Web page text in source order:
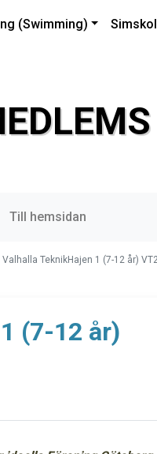
(Swimming)
Till hemsidan
Valhalla TeknikHajen 1 (7-12 år)
(7-12 år)